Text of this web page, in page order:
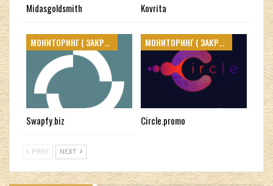
Midasgoldsmith Kovrita
МОНИТОРИНГ ( ЗАКРЫТЫЕ )
Swapfy.biz
МОНИТОРИНГ ( ЗАКРЫТЫЕ )
Circle.promo
PREV NEXT